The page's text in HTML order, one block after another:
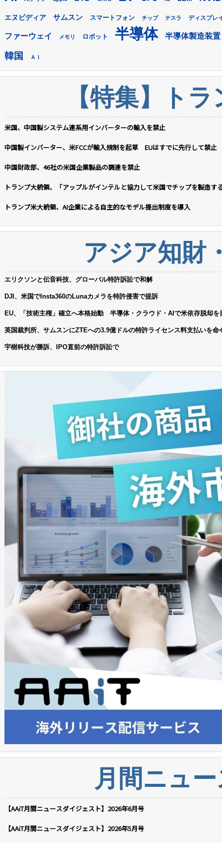
エヌビディア サムスン スマートフォン チップ テスラ ディスプレ
ファーウェイ メモリ ロボット 半導体 半導体製造装置
韓国 ＡＩ
【特集】ト
米国、中国製システム連系用インバーターの輸入を禁止
中国製インバーター、米FCCが輸入規制を起草 EUはすでに先行して禁止
中国財政部、46社の米国企業製品の調達を禁止
トランプ大統領、「アップルがインテルと協力して米国でチップを製造す
トランプ米大統領、AI企業による自主的なモデル提出制度を導入
アジア知財
エリクソンと伝音科技、グローバル特許訴訟で和解
DJI、米国でInsta360のLunaカメラを特許侵害で提訴
EU、「技術主権」確立へ本格始動 半導体・クラウド・AIで米依存脱却を
英国裁判所、サムスンにZTEへの3.9億ドルの特許ライセンス料支払いを命
宇樹科技が勝訴、IPO直前の特許訴訟で
月間ニュ
【AAiT月間ニュースダイジェスト】2026年6月号
【AAiT月間ニュースダイジェスト】2026年5月号